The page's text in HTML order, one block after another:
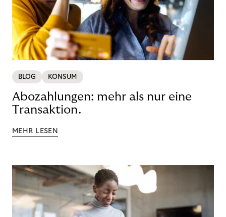
BLOG KONSUM
Abozahlungen: mehr als nur eine
Transaktion.
MEHR LESEN